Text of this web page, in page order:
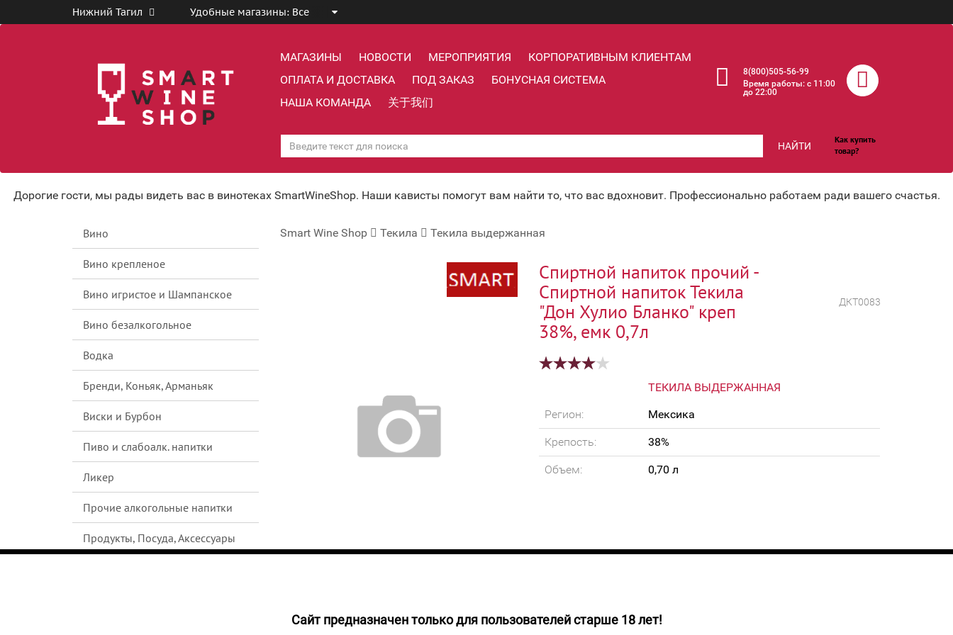
Нижний Тагил Удобные магазины: Все
МАГАЗИНЫ НОВОСТИ МЕРОПРИЯТИЯ
КОРПОРАТИВНЫМ КЛИЕНТАМ
ОПЛАТА И ДОСТАВКА
ПОД ЗАКАЗ
БОНУСНАЯ СИСТЕМА
НАША КОМАНДА
关于我们
8(800)505-56-99
Время работы: c 11:00
до 22:00
НАЙТИ
Как купить
товар?
Дорогие гости, мы рады видеть вас в винотеках SmartWineShop. Наши кависты помогут вам найти то, что вас вдохновит. Профессионально работаем ради вашего счастья.
Вино
Вино крепленое
Вино игристое и Шампанское
Вино безалкогольное
Водка
Бренди, Коньяк, Арманьяк
Виски и Бурбон
Пиво и слабоалк. напитки
Ликер
Прочие алкогольные напитки
Продукты, Посуда, Аксессуары
Smart Wine Shop Текила Текила выдержанная
Спиртной напиток прочий -
Спиртной напиток Текила
"Дон Хулио Бланко" креп
38%, емк 0,7л
ДКТ0083
ТЕКИЛА ВЫДЕРЖАННАЯ
Регион:
Мексика
Крепость: 38%
Объем: 0,70 л
6589руб.
Цвет У вина гранатово-красный цвет с едва уловимыми
Cайт предназначен только для пользователей старше 18 лет!